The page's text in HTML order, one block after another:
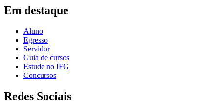
Em destaque
Aluno
Egresso
Servidor
Guia de cursos
Estude no IFG
Concursos
Redes Sociais